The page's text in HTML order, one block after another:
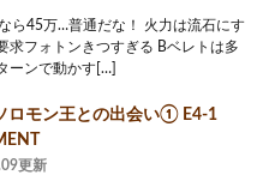
ら45万…普通だな！ 火力は流石にす
求フォトンきつすぎる Bベレトは多
ーンで動かす[…]
ロモン王との出会い① E4-1
更新